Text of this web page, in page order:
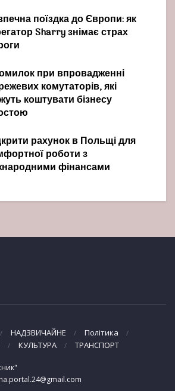
поїздка до Європи: як
Sharry знімає страх
при впровадженні
комутаторів, які
коштувати бізнесу
рахунок в Польщі для
роботи з
фінансами
НАДЗВИЧАЙНЕ
Політика
КУЛЬТУРА ТРАНСПОРТ